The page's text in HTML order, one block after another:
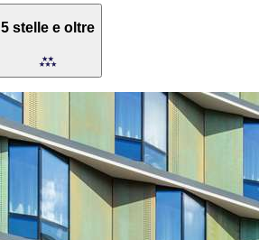
5 stelle e oltre